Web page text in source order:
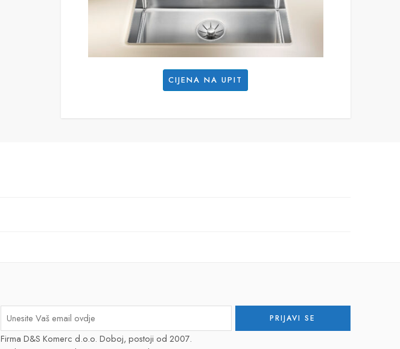
CIJENA NA UPIT
Firma D&S Komerc d.o.o. Doboj, postoji od 2007.